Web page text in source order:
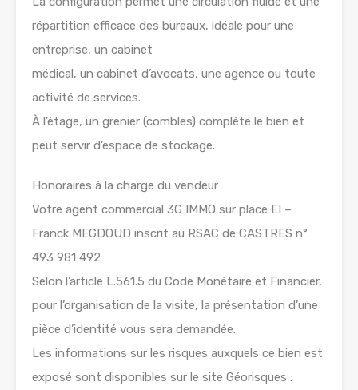
répartition efficace des bureaux, idéale pour une
entreprise, un cabinet
médical, un cabinet d’avocats, une agence ou toute
activité de services.
À l’étage, un grenier (combles) complète le bien et
peut servir d’espace de stockage.
Honoraires à la charge du vendeur
Votre agent commercial 3G IMMO sur place EI –
Franck MEGDOUD inscrit au RSAC de CASTRES n°
493 981 492
Selon l’article L.561.5 du Code Monétaire et Financier,
pour l’organisation de la visite, la présentation d’une
pièce d’identité vous sera demandée.
Les informations sur les risques auxquels ce bien est
exposé sont disponibles sur le site Géorisques :